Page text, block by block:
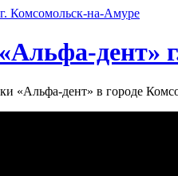
дент»‎
«‎Альфа-дент» в городе